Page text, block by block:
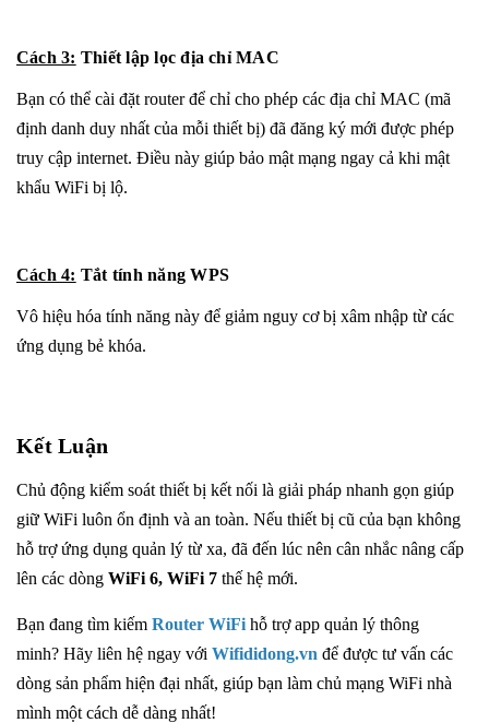
Cách 3: Thiết lập lọc địa chỉ MAC
Bạn có thể cài đặt router để chỉ cho phép các địa chỉ MAC (mã
định danh duy nhất của mỗi thiết bị) đã đăng ký mới được phép
truy cập internet. Điều này giúp bảo mật mạng ngay cả khi mật
khẩu WiFi bị lộ.
Cách 4: Tắt tính năng WPS
Vô hiệu hóa tính năng này để giảm nguy cơ bị xâm nhập từ các
ứng dụng bẻ khóa.
Kết Luận
Chủ động kiểm soát thiết bị kết nối là giải pháp nhanh gọn giúp
giữ WiFi luôn ổn định và an toàn. Nếu thiết bị cũ của bạn không
hỗ trợ ứng dụng quản lý từ xa, đã đến lúc nên cân nhắc nâng cấp
lên các dòng WiFi 6, WiFi 7 thế hệ mới.
Bạn đang tìm kiếm Router WiFi hỗ trợ app quản lý thông
minh? Hãy liên hệ ngay với Wifididong.vn để được tư vấn các
dòng sản phẩm hiện đại nhất, giúp bạn làm chủ mạng WiFi nhà
mình một cách dễ dàng nhất!